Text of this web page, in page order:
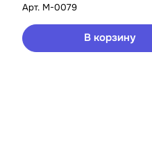
Арт. M-0079
В корзину